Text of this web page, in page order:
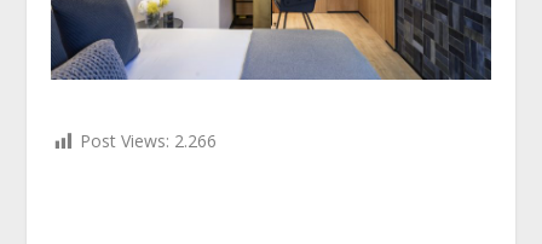
Post Views: 2.266